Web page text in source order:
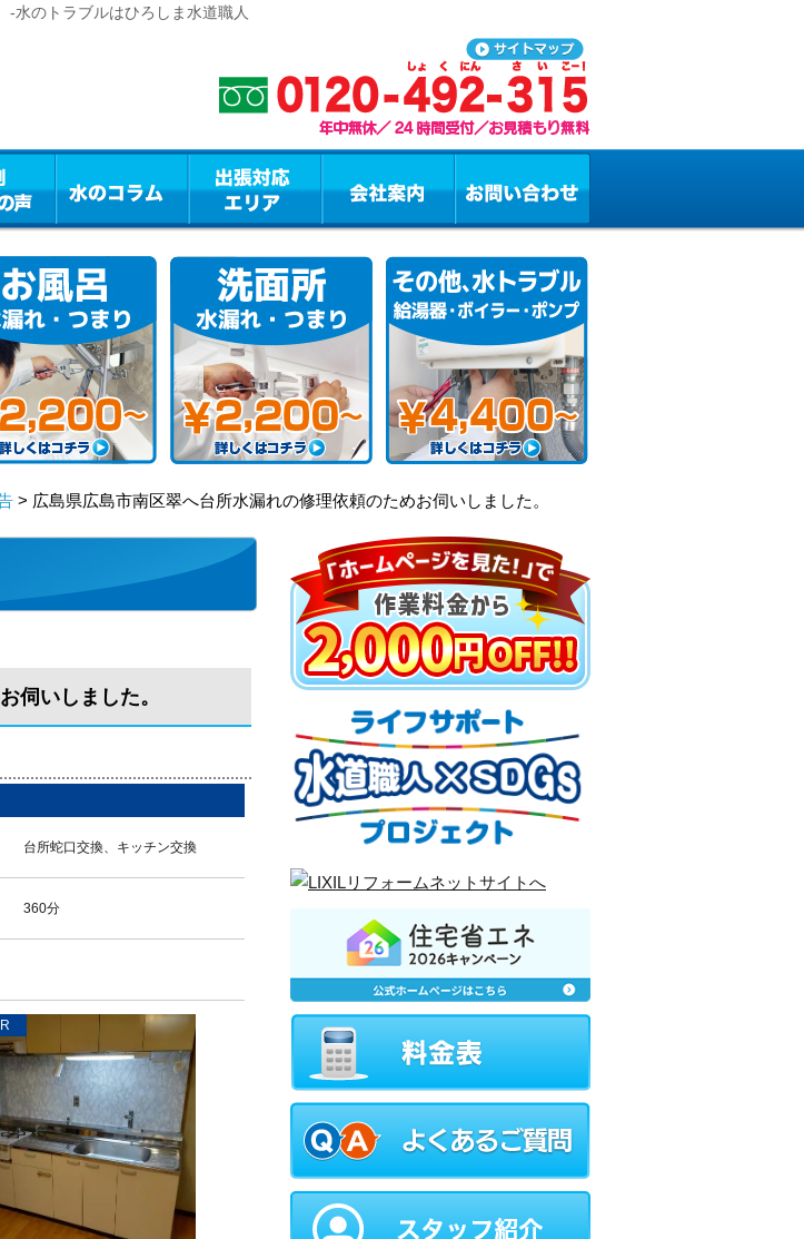
水のトラブルはひろしま水道職人
> 広島県広島市南区翠へ台所水漏れの修理依頼のためお伺いしました。
伺いしました。
台所蛇口交換、キッチン交換
360分